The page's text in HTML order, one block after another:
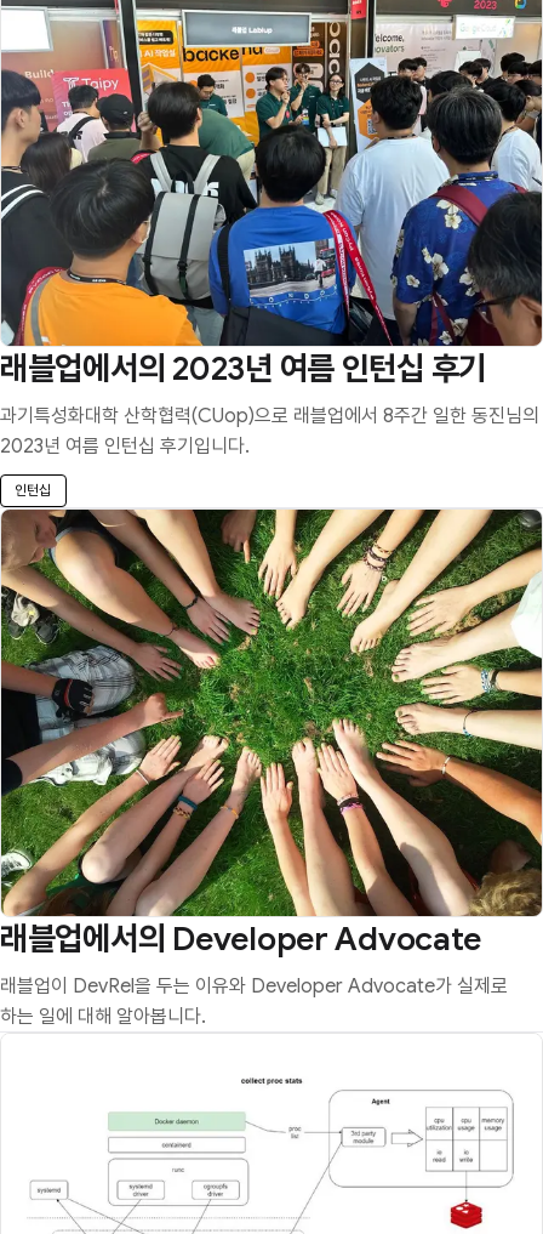
래블업에서의 2023년 여름 인턴십 후기
과기특성화대학 산학협력(CUop)으로 래블업에서 8주간 일한 동진님의
2023년 여름 인턴십 후기입니다.
인턴십
래블업에서의 Developer Advocate
래블업이 DevRel을 두는 이유와 Developer Advocate가 실제로
하는 일에 대해 알아봅니다.